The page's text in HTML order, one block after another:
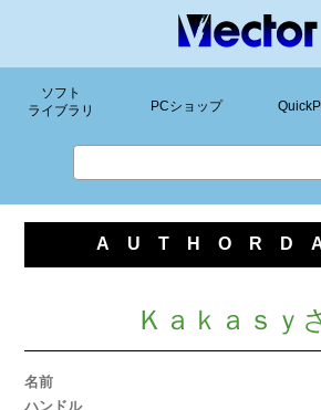
ソフト
ライブラリ
PCショップ
Ｋａｋａｓｙ
名前
ハンドル